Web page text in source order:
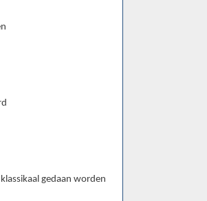
gedaan worden